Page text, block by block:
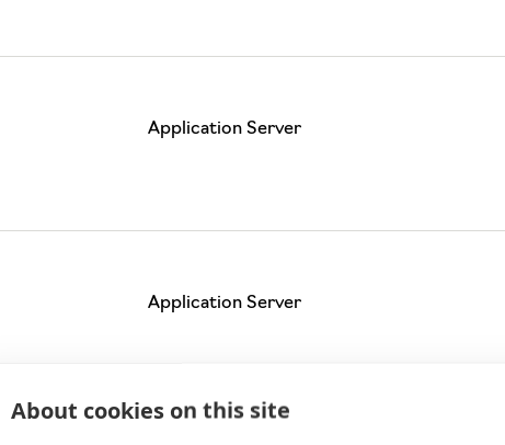
Application Server
Application Server
About cookies on this site